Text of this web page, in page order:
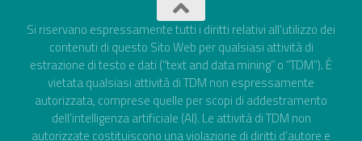
Si riservano espressamente tutti i diritti relativi all’utilizzo dei
contenuti di questo Sito Web per qualsiasi attività di
estrazione di testo e dati (“text and data mining” o “TDM”). È
vietata qualsiasi attività di TDM non espressamente
autorizzata, comprese quelle per scopi di addestramento
dell’intelligenza artificiale (AI). Le attività di TDM non
autorizzate costituiscono una violazione di diritti d’autore e